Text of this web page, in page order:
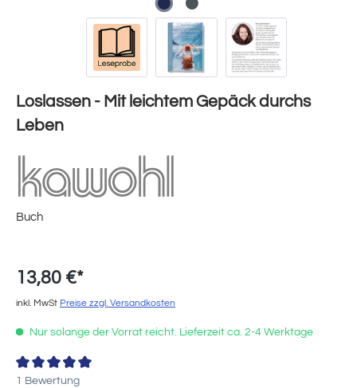
Loslassen - Mit leichtem Gepäck durchs
Leben
Buch
13,80 €*
inkl. MwSt Preise zzgl. Versandkosten
Nur solange der Vorrat reicht. Lieferzeit ca. 2-4 Werktage
Durchschnittliche Bewertung von 3.5 von 5 Sternen
1 Bewertung